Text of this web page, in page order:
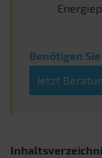
Benötigen
Jetzt